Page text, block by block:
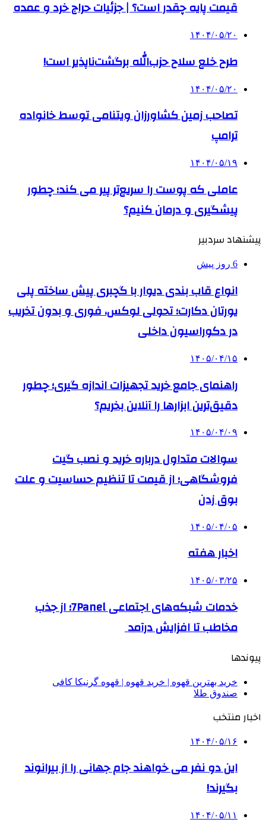
قیمت پایه چقدر است؟ | جزئیات حراج خرد و عمده
۱۴۰۴/۰۵/۲۰
طرح خلع سلاح حزب‌الله برگشت‌ناپذیر است!
۱۴۰۴/۰۵/۲۰
تصاحب زمین کشاورزان ویتنامی توسط خانواده
ترامپ
۱۴۰۴/۰۵/۱۹
عاملی که پوست را سریع‌تر پیر می کند؛ چطور
پیشگیری و درمان کنیم؟
پیشنهاد سردبیر
6 روز پیش
انواع قاب بندی دیوار با گچبری پیش ساخته پلی
یورتان دکارت؛ تحولی لوکس، فوری و بدون تخریب
در دکوراسیون داخلی
۱۴۰۵/۰۴/۱۵
راهنمای جامع خرید تجهیزات اندازه گیری؛ چطور
دقیق‌ترین ابزارها را آنلاین بخریم؟
۱۴۰۵/۰۴/۰۹
سوالات متداول درباره خرید و نصب گیت
فروشگاهی؛ از قیمت تا تنظیم حساسیت و علت
بوق زدن
۱۴۰۵/۰۴/۰۵
اخبار هفته
۱۴۰۵/۰۳/۲۵
خدمات شبکه‌های اجتماعی 7Panel؛ از جذب
مخاطب تا افزایش درآمد
پیوندها
خرید بهترین قهوه | خرید قهوه | قهوه گرنیکا کافی
صندوق طلا
اخبار منتخب
۱۴۰۴/۰۵/۱۶
این دو نفر می خواهند جام جهانی را از بیرانوند
بگیرند!
۱۴۰۴/۰۵/۱۱